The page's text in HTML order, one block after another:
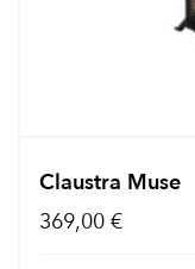
Claustra Muse
369,00 €